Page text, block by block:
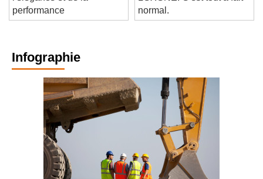
l'élégance et de la
performance
LOXONE. C'est tout à fait
normal.
Infographie